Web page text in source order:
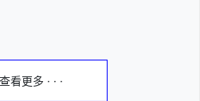
查看更多 · · ·